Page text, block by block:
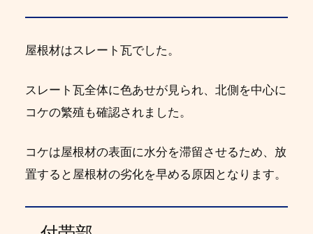
屋根材はスレート瓦でした。
スレート瓦全体に色あせが見られ、北側を中心に
コケの繁殖も確認されました。
コケは屋根材の表面に水分を滞留させるため、放
置すると屋根材の劣化を早める原因となります。